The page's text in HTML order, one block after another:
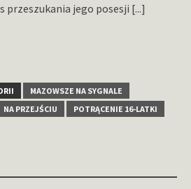
przeszukania jego posesji [...]
MAZOWSZE NA SYGNALE
NA PRZEJŚCIU POTRĄCENIE 16-LATKI